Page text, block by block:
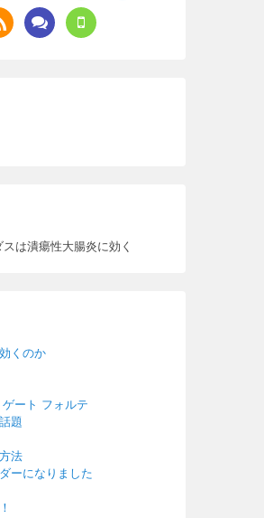
commentsmobile
は潰瘍性大腸炎に効く
くのか
ート フォルテ
題
法
ーになりました